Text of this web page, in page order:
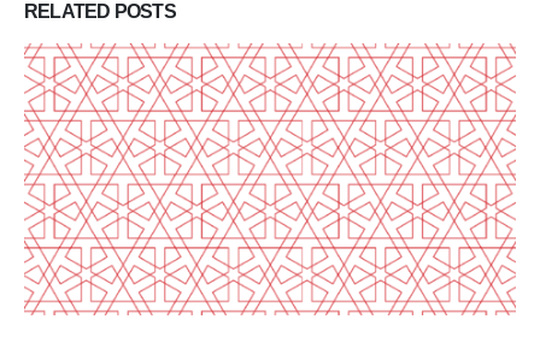
RELATED POSTS